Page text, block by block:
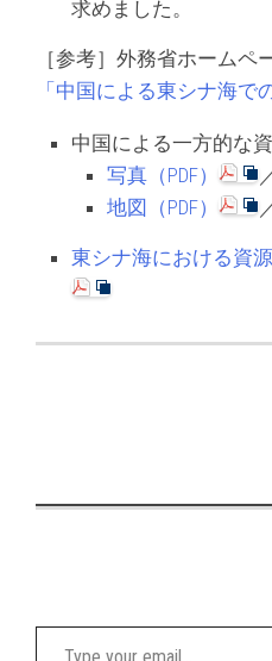
求めました。
［参考］外務省ホームペ
「中国による東シナ海で
中国による一方的な
写真（PDF）
地図（PDF）
東シナ海における資
Type your email…